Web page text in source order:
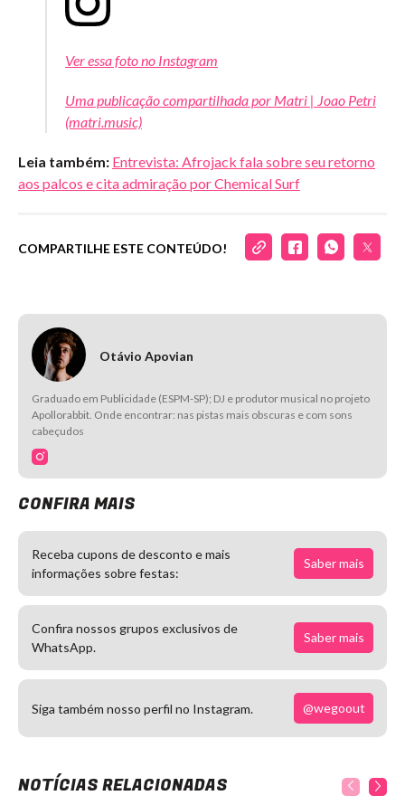
Ver essa foto no Instagram
Uma publicação compartilhada por Matri | Joao Petri
(matri.music)
Leia também: Entrevista: Afrojack fala sobre seu retorno
aos palcos e cita admiração por Chemical Surf
COMPARTILHE ESTE CONTEÚDO!
Otávio Apovian
Graduado em Publicidade (ESPM-SP); DJ e produtor musical no projeto
Apollorabbit. Onde encontrar: nas pistas mais obscuras e com sons
cabeçudos
CONFIRA MAIS
Receba cupons de desconto e mais
informações sobre festas:
Saber mais
Confira nossos grupos exclusivos de
WhatsApp.
Saber mais
Siga também nosso perfil no Instagram. @wegoout
NOTÍCIAS RELACIONADAS